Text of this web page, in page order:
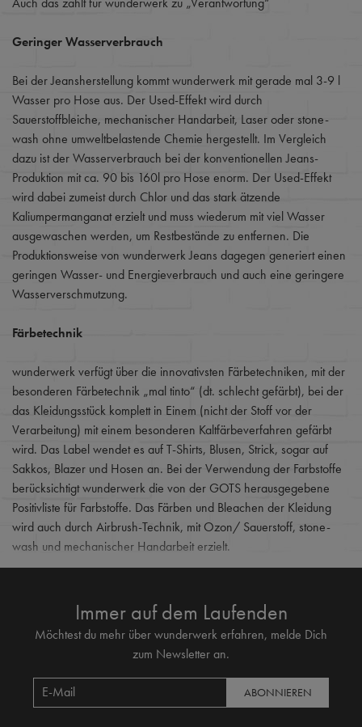
Geringer Wasserverbrauch
Bei der Jeansherstellung kommt wunderwerk mit gerade mal 3-9 l
Wasser pro Hose aus. Der Used-Effekt wird durch
Sauerstoffbleiche, mechanischer Handarbeit, Laser oder stone-
wash ohne umweltbelastende Chemie hergestellt. Im Vergleich
dazu ist der Wasserverbrauch bei der konventionellen Jeans-
Produktion mit ca. 90 bis 160l pro Hose enorm. Der Used-Effekt
wird dabei zumeist durch Chlor und das stark ätzende
Kaliumpermanganat erzielt und muss wiederum mit viel Wasser
ausgewaschen werden, um Restbestände zu entfernen. Die
Produktionsweise von wunderwerk Jeans dagegen generiert einen
geringen Wasser- und Energieverbrauch und auch eine geringere
Wasserverschmutzung.
Färbetechnik
wunderwerk verfügt über die innovativsten Färbetechniken, mit der
besonderen Färbetechnik „mal tinto“ (dt. schlecht gefärbt), bei der
das Kleidungsstück komplett in Einem (nicht der Stoff vor der
Verarbeitung) mit einem besonderen Kaltfärbeverfahren gefärbt
wird. Das Label wendet es auf T-Shirts, Blusen, Strick, sogar auf
Sakkos, Blazer und Hosen an. Bei der Verwendung der Farbstoffe
berücksichtigt wunderwerk die von der GOTS herausgegebene
Positivliste für Farbstoffe. Das Färben und Bleachen der Kleidung
wird auch durch Airbrush-Technik, mit Ozon/ Sauerstoff, stone-
wash und mechanischer Handarbeit erzielt.
Immer auf dem Laufenden
Möchtest du mehr über wunderwerk erfahren, melde Dich
zum Newsletter an.
ABONNIEREN